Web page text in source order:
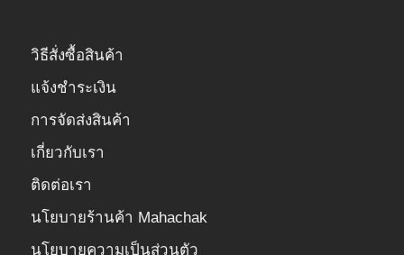
วิธีสั่งซื้อสินค้า
แจ้งชำระเงิน
การจัดส่งสินค้า
เกี่ยวกับเรา
ติดต่อเรา
นโยบายร้านค้า Mahachak
นโยบายความเป็นส่วนตัว